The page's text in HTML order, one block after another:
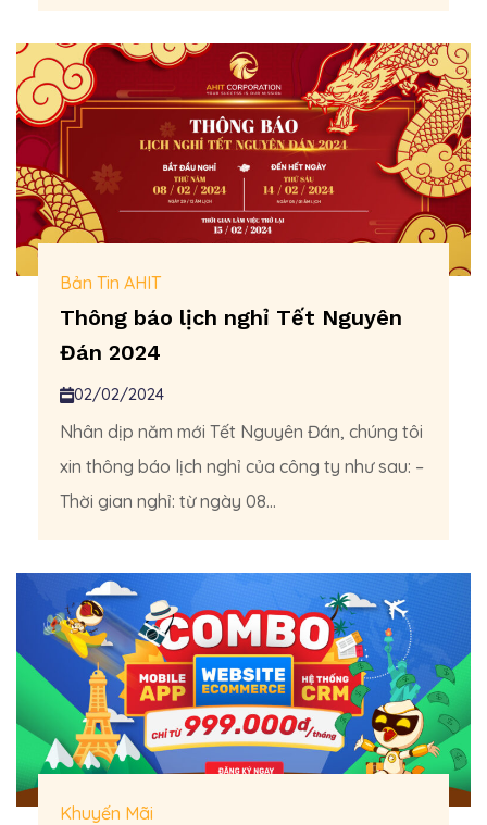
Bản Tin AHIT
Thông báo lịch nghỉ Tết Nguyên
Đán 2024
02/02/2024
Nhân dịp năm mới Tết Nguyên Đán, chúng tôi
xin thông báo lịch nghỉ của công ty như sau: –
Thời gian nghỉ: từ ngày 08...
Khuyến Mãi